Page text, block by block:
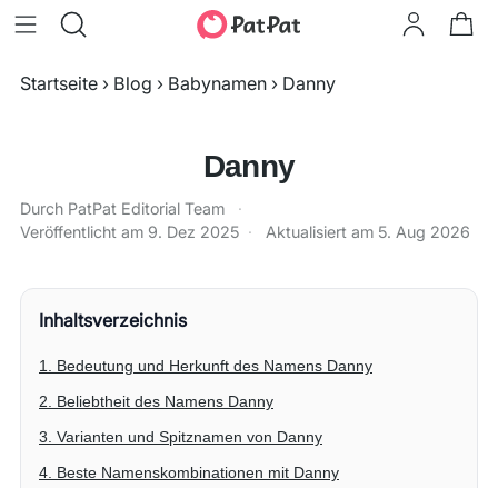
Startseite › Blog › Babynamen › Danny
Danny
Durch PatPat Editorial Team
·
Veröffentlicht am 9. Dez 2025 · Aktualisiert am 5. Aug 2026
Inhaltsverzeichnis
1. Bedeutung und Herkunft des Namens Danny
2. Beliebtheit des Namens Danny
3. Varianten und Spitznamen von Danny
4. Beste Namenskombinationen mit Danny